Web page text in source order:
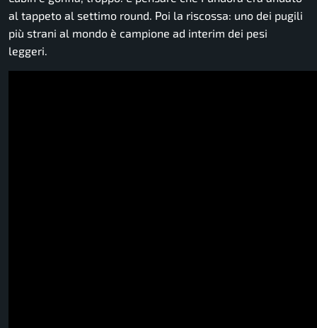
al tappeto al settimo round. Poi la riscossa: uno dei pugili
più strani al mondo è campione ad interim dei pesi
leggeri.